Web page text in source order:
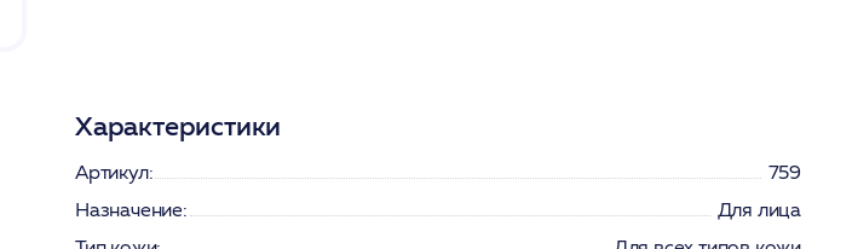
Характеристики
Артикул:
759
Назначение:
Для лица